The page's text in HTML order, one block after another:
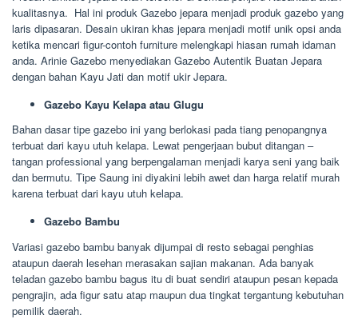
kualitasnya. Hal ini produk Gazebo jepara menjadi produk gazebo yang
laris dipasaran. Desain ukiran khas jepara menjadi motif unik opsi anda
ketika mencari figur-contoh furniture melengkapi hiasan rumah idaman
anda. Arinie Gazebo menyediakan Gazebo Autentik Buatan Jepara
dengan bahan Kayu Jati dan motif ukir Jepara.
Gazebo Kayu Kelapa atau Glugu
Bahan dasar tipe gazebo ini yang berlokasi pada tiang penopangnya
terbuat dari kayu utuh kelapa. Lewat pengerjaan bubut ditangan –
tangan professional yang berpengalaman menjadi karya seni yang baik
dan bermutu. Tipe Saung ini diyakini lebih awet dan harga relatif murah
karena terbuat dari kayu utuh kelapa.
Gazebo Bambu
Variasi gazebo bambu banyak dijumpai di resto sebagai penghias
ataupun daerah lesehan merasakan sajian makanan. Ada banyak
teladan gazebo bambu bagus itu di buat sendiri ataupun pesan kepada
pengrajin, ada figur satu atap maupun dua tingkat tergantung kebutuhan
pemilik daerah.